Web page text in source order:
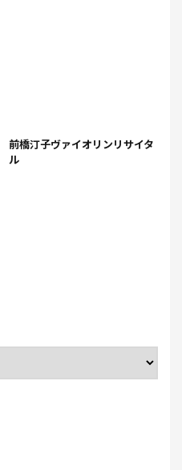
前橋汀子ヴァイオリンリサイタ
ル